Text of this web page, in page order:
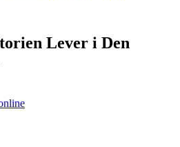
Lever i Den